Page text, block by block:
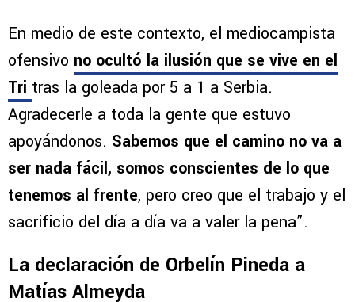
En medio de este contexto, el mediocampista
ofensivo no ocultó la ilusión que se vive en el
Tri tras la goleada por 5 a 1 a Serbia.
Agradecerle a toda la gente que estuvo
apoyándonos. Sabemos que el camino no va a
ser nada fácil, somos conscientes de lo que
tenemos al frente, pero creo que el trabajo y el
sacrificio del día a día va a valer la pena”.
La declaración de Orbelín Pineda a
Matías Almeyda